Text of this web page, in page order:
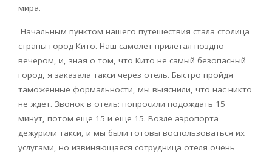
мира.
Начальным пунктом нашего путешествия стала столица
страны город Кито. Наш самолет прилетал поздно
вечером, и, зная о том, что Кито не самый безопасный
город, я заказала такси через отель. Быстро пройдя
таможенные формальности, мы выяснили, что нас никто
не ждет. Звонок в отель: попросили подождать 15
минут, потом еще 15 и еще 15. Возле аэропорта
дежурили такси, и мы были готовы воспользоваться их
услугами, но извиняющаяся сотрудница отеля очень